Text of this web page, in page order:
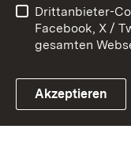
Link zum
Cookies
Drittanbieter-
Facebook, X /
gesamten
Akzeptieren